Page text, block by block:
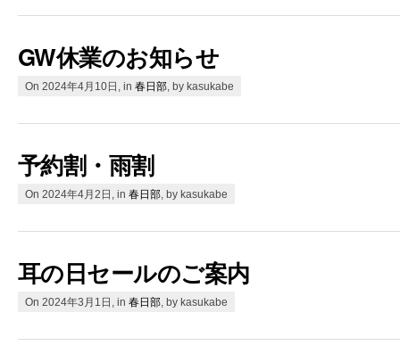
GW休業のお知らせ
On 2024年4月10日, in 春日部 , by kasukabe
予約割・雨割
On 2024年4月2日, in 春日部 , by kasukabe
耳の日セールのご案内
On 2024年3月1日, in 春日部 , by kasukabe